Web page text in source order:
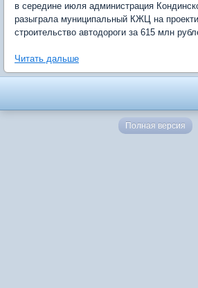
в середине июля администрация
разыграла муниципальный КЖЦ на
строительство автодороги за 615 млн
Читать дальше
Полная версия